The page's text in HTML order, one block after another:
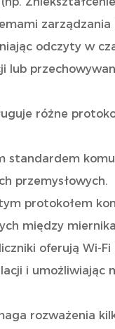
zarządzania
odczyty w
lub
różne
standardem
przemysłowych.
protokołem
między
oferują Wi-
i umożliwiając
rozważenia